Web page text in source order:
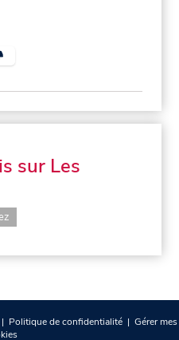
sur Les
Politique de confidentialité| Gérer mes